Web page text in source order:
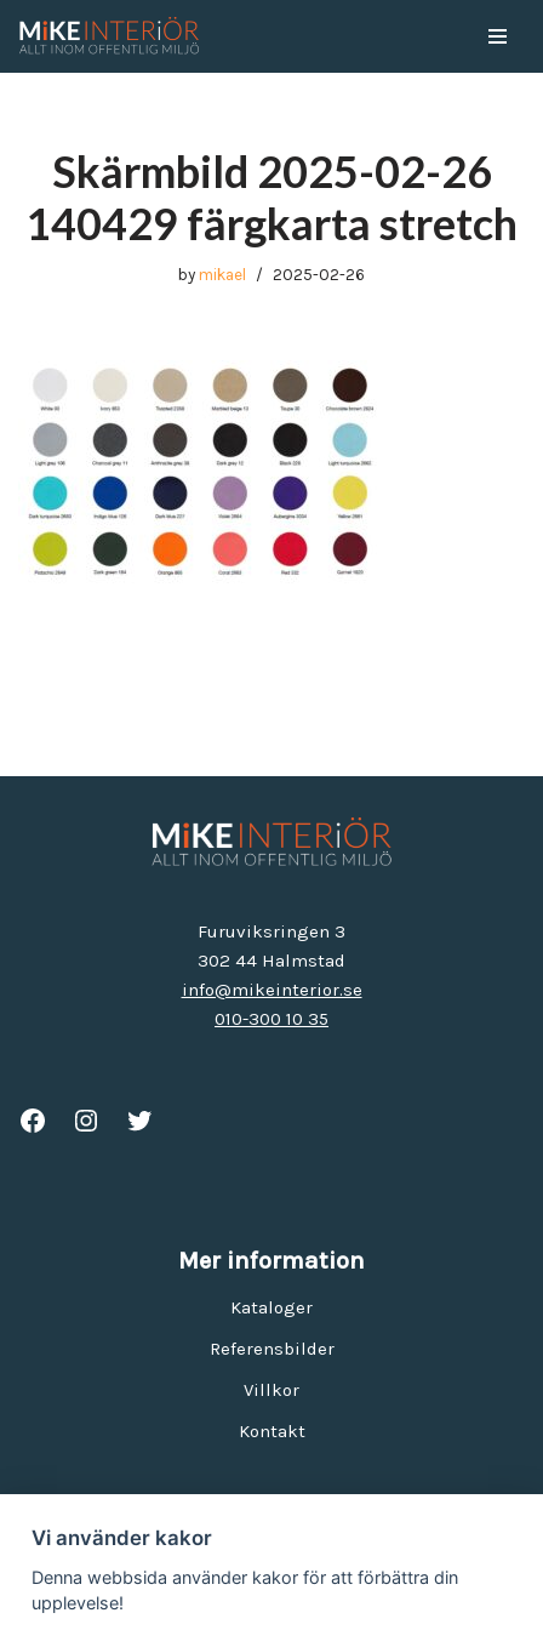
Skärmbild 2025-02-26
140429 färgkarta stretch
by mikael 2025-02-26
Furuviksringen 3
302 44 Halmstad
info@mikeinterior.se
010-300 10 35
Mer information
Kataloger
Referensbilder
Villkor
Kontakt
Vi använder kakor
Denna webbsida använder kakor för att förbättra din
upplevelse!